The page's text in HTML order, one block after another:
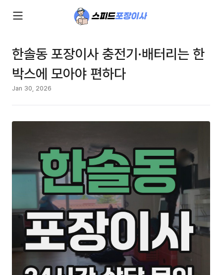
한솔동 포장이사 충전기·배터리는 한
박스에 모아야 편하다
Jan 30, 2026